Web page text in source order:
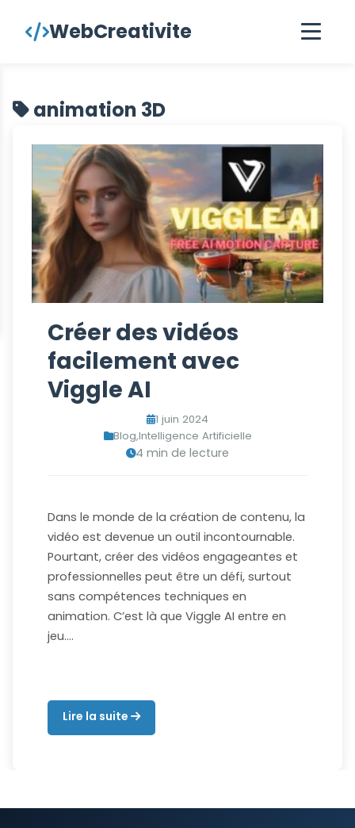
principalWebCreativite
animation 3D
Créer des vidéos
facilement avec
Viggle AI
1 juin 2024
Blog,Intelligence Artificielle
4 min de lecture
Dans le monde de la création de contenu, la
vidéo est devenue un outil incontournable.
Pourtant, créer des vidéos engageantes et
professionnelles peut être un défi, surtout
sans compétences techniques en
animation. C’est là que Viggle AI entre en
jeu.…
Lire la suite